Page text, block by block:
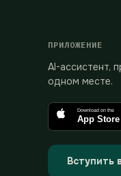
ПРИЛОЖЕНИЕ
AI-ассистент,
одном месте.
Download on the
App Store
Вступить